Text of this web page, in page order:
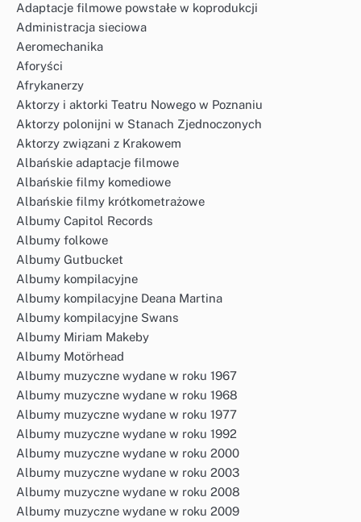
Adaptacje filmowe powstałe w koprodukcji
Administracja sieciowa
Aeromechanika
Aforyści
Afrykanerzy
Aktorzy i aktorki Teatru Nowego w Poznaniu
Aktorzy polonijni w Stanach Zjednoczonych
Aktorzy związani z Krakowem
Albańskie adaptacje filmowe
Albańskie filmy komediowe
Albańskie filmy krótkometrażowe
Albumy Capitol Records
Albumy folkowe
Albumy Gutbucket
Albumy kompilacyjne
Albumy kompilacyjne Deana Martina
Albumy kompilacyjne Swans
Albumy Miriam Makeby
Albumy Motörhead
Albumy muzyczne wydane w roku 1967
Albumy muzyczne wydane w roku 1968
Albumy muzyczne wydane w roku 1977
Albumy muzyczne wydane w roku 1992
Albumy muzyczne wydane w roku 2000
Albumy muzyczne wydane w roku 2003
Albumy muzyczne wydane w roku 2008
Albumy muzyczne wydane w roku 2009